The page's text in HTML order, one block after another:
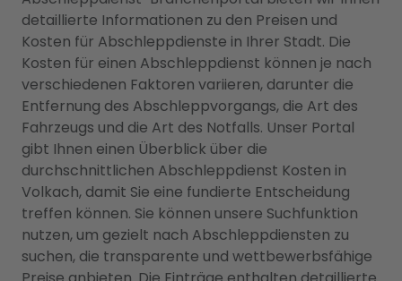
detaillierte Informationen zu den Preisen und
Kosten für Abschleppdienste in Ihrer Stadt. Die
Kosten für einen Abschleppdienst können je nach
verschiedenen Faktoren variieren, darunter die
Entfernung des Abschleppvorgangs, die Art des
Fahrzeugs und die Art des Notfalls. Unser Portal
gibt Ihnen einen Überblick über die
durchschnittlichen Abschleppdienst Kosten in
Volkach, damit Sie eine fundierte Entscheidung
treffen können. Sie können unsere Suchfunktion
nutzen, um gezielt nach Abschleppdiensten zu
suchen, die transparente und wettbewerbsfähige